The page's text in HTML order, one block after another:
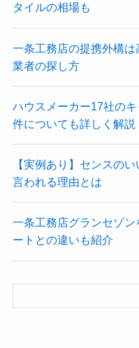
タイルの相場も
一条工務店の提携外構
業者の探し方
ハウスメーカー17社の
件についても詳しく解説
【実例あり】センスの
言われる理由とは
一条工務店グランセゾ
ートとの違いも紹介